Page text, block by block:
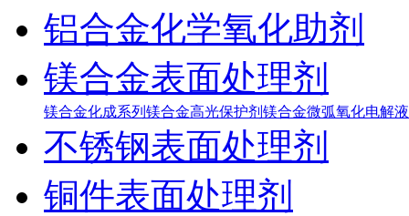
铝合金化学氧化助剂
镁合金表面处理剂
镁合金化成系列 镁合金高光保护剂 镁合金微弧氧化电解液
不锈钢表面处理剂
铜件表面处理剂